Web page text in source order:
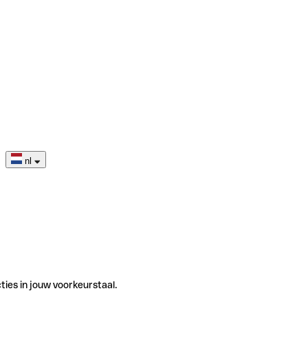
nl
in jouw voorkeurstaal.